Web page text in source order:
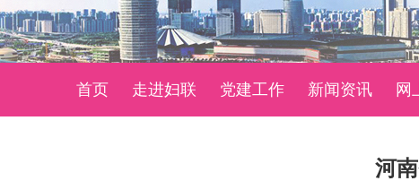
首页 走进妇联 党建工作 新闻资讯 网
河